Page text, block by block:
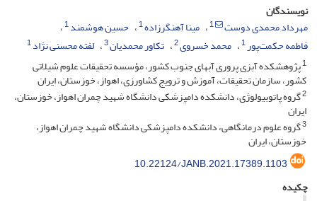
نویسندگان
مهرداد محمدی دوست
1 مینا آهنگرزاده1 حسین هوشمند1
فاطمه حکمت‌پور1 محمد خسروی2 تکاور محمدیان3 لفته محسنی نژاد1
1پژوهشکده آبزی پروری آبهای جنوب کشور، مؤسسه تحقیقات علوم شیلاتی
کشور، سازمان تحقیقات، آموزش و ترویج کشاورزی، اهواز، خوزستان، ایران
2گروه پاتوبیولوژی، دانشکده دامپزشکی دانشگاه شهید چمران اهواز، خوزستان،
ایران
3گروه علوم درمانگاهی، دانشکده دامپزشکی دانشگاه شهید چمران اهواز،
خوزستان، ایران
10.22124/JANB.2021.17389.1103
چکیده